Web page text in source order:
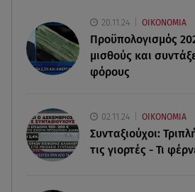
Βαλέρια Χοψονίδου: Βάφτισε
Βουλιαγμένη - Το όνομα που
09.08.26 , 12:44
09.08.26 , 12:28
Πάρος: Χωρίς ναυαγοσώστη η
20.11.24 ΟΙΚΟΝΟΜΙΑ
Προϋπολογισμός
μισθούς και
φόρους
02.11.24 ΟΙΚΟΝΟΜΙΑ
Συνταξιούχοι:
τις γιορτές - Τι